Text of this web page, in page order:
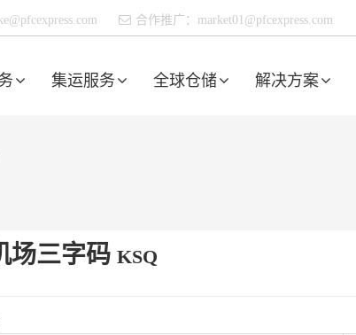
合作推广： market01@pfcexpress.com
集运服务 全球仓储 解决方案
场三字码 KSQ